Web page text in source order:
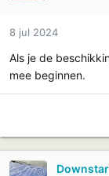
8 jul 2024
Als je de
mee beginnen.